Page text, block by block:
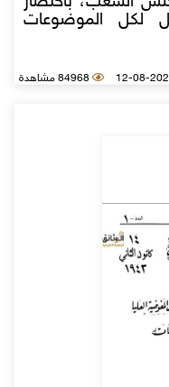
لكل الموضوعات
84968 مشاهدة